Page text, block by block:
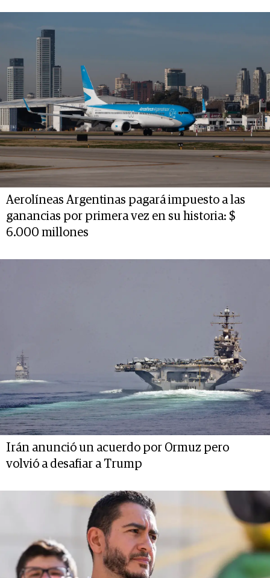
Aerolíneas Argentinas pagará impuesto a las
ganancias por primera vez en su historia: $
6.000 millones
Irán anunció un acuerdo por Ormuz pero
volvió a desafiar a Trump